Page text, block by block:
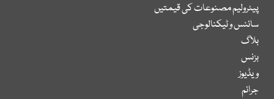
پیٹرولیم مصنوعات کی قیمتیں
سائنس و ٹیکنالوجی
بلاگ
بزنس
ویڈیوز
جرائم